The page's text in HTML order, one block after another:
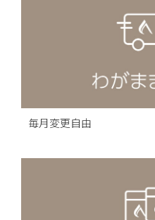
毎月変更自由